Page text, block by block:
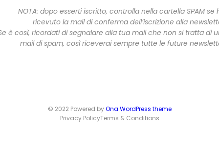
NOTA: dopo esserti iscritto, controlla nella cartella SPAM se
ricevuto la mail di conferma dell’iscrizione alla
è così, ricordati di segnalare alla tua mail che non si tratta di
mail di spam, così riceverai sempre tutte le future
© 2022 Powered byOna WordPress theme
Privacy PolicyTerms & Conditions